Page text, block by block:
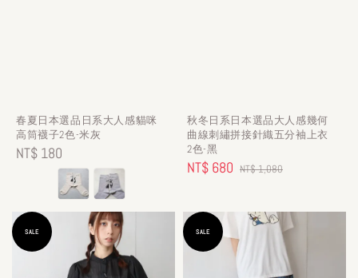
春夏日本選品日系大人感貓咪
高筒襪子2色-米灰
Regular
NT$ 180
秋冬日系日本選品大人感幾何
曲線刺繡拼接針織五分袖上衣
2色-黑
Sale
NT$ 680 Regular
NT$ 1,080
SALE SALE